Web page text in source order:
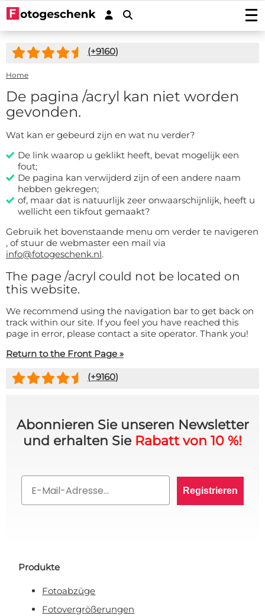
Foto drucken
FineArt Prints
Fotobücher
Wanddekoration
Foto auf Acrylglas
Foto auf Alu-Dibond
Foto auf Forex
Foto auf Leinwand
Foto auf Plexibond
Kaschierte Fotos (Gallery Prints)
Fotoabzug kaschiert auf Aluminium
Fotoabzug kaschiert auf Alu-Dibond
Fotoabzug kaschiert hinter Acrylglas/Plexiglas
Spannleinwand
Fototapete Rollenbreite 50cm
Tapete in einem Stück
Sechseck, Kreis, Oval oder Herz
Foto auf Holz
Foto auf Multiplex
Foto auf Fichtenholz
Fotoblock aus Holz
Foto auf astfreiem Ayous-Holz
Foto auf Hartfaser Poster (neu!)
Gartenposter
Gartenposter (mit Ösen)
Fotogeschenke
Foto auf Acrylblock
Fotomemory
Placemat
Untersetzer
Induktionsschutz mit Foto
Dartmatte
Mousepad
Bodenmatte
Sticker
Autoaufkleber/Wohnmobilaufkleber
Türaufkleber
Wandsticker
Magnetsticker
Fensteraufkleber
Aktionprodukte
Foto Memory
Kinderpuzzle aus Holz
Foto Keksdose
Foto Schlüsselring
Fotopuzzle 1000
Fotos in Rund
Service/Kontakt
Kontakt
Angebote
FAQ
Fotogeschenk PRO
Über uns
Lieferzeiten
Login
WhatsApp
Impressum
(+9160)
Home
De pagina /acryl kan niet worden
gevonden.
Wat kan er gebeurd zijn en wat nu verder?
De link waarop u geklikt heeft, bevat mogelijk een
fout;
De pagina kan verwijderd zijn of een andere naam
hebben gekregen;
of, maar dat is natuurlijk zeer onwaarschijnlijk, heeft u
wellicht een tikfout gemaakt?
Gebruik het bovenstaande menu om verder te navigeren
, of stuur de webmaster een mail via
info@fotogeschenk.nl.
The page /acryl could not be located on
this website.
We recommend using the navigation bar to get back on
track within our site. If you feel you have reached this
page in error, please contact a site operator. Thank you!
Return to the Front Page »
(+9160)
Abonnieren Sie unseren Newsletter
und erhalten Sie Rabatt von 10 %!
Registrieren
Produkte
Fotoabzüge
Fotovergrößerungen